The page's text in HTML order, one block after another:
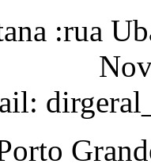
:rua